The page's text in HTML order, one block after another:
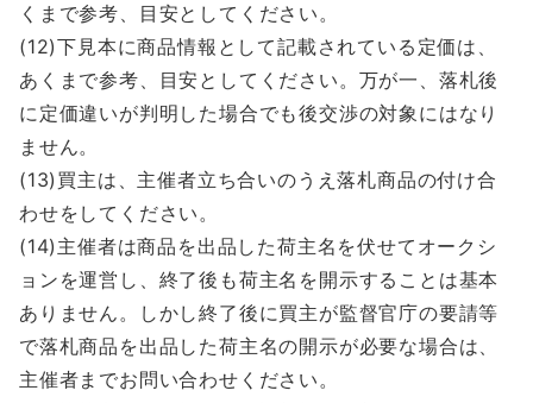
くまで参考、目安としてください。
(12)下見本に商品情報として記載されている定価は、
あくまで参考、目安としてください。万が一、落札後
に定価違いが判明した場合でも後交渉の対象にはなり
ません。
(13)買主は、主催者立ち合いのうえ落札商品の付け合
わせをしてください。
(14)主催者は商品を出品した荷主名を伏せてオークシ
ョンを運営し、終了後も荷主名を開示することは基本
ありません。しかし終了後に買主が監督官庁の要請等
で落札商品を出品した荷主名の開示が必要な場合は、
主催者までお問い合わせください。